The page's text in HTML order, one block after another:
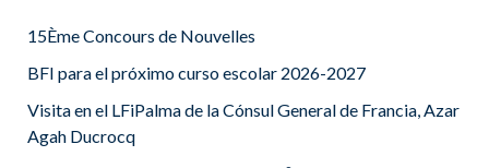
15Ème Concours de Nouvelles
BFI para el próximo curso escolar 2026-2027
Visita en el LFiPalma de la Cónsul General de Francia, Azar
Agah Ducrocq